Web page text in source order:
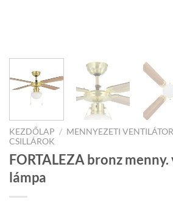
KEZDŐLAP / MENNYEZETI
CSILLÁROK
FORTALEZA bronz
lámpa